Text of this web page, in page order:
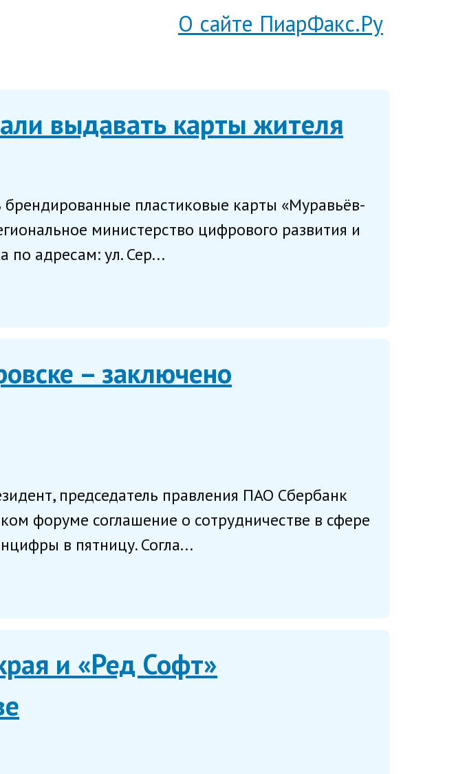
О сайте ПиарФакс.Ру
выдавать карты жителя
пластиковые карты «Муравьёв-
министерство цифрового развития и
по адресам: ул. Сер...
– заключено
председатель правления ПАО Сбербанк
форуме соглашение о сотрудничестве в сфере
в пятницу. Согла...
и «Ред Софт»